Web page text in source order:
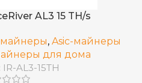
171*198*96
AL3 15 TH/s
майнеры, Asic-майнеры
для дома
IR-AL3-15TH